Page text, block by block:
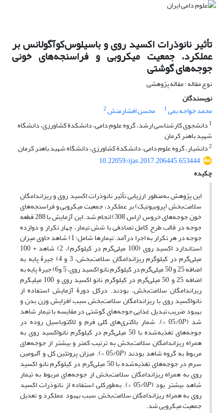
تأثیر نانوذرات اکسید روی و باسیلوس‌کوآگولانس بر
عملکرد، جمعیت میکروبی و فراسنجه‌های خونی
جوجه‌های گوشتی
نوع مقاله : مقاله پژوهشی
نویسندگان
محمد خواجه بمی1 محسن افشارمنش2
1 دانشجوی کارشناسی ارشد، گروه علوم دامی، دانشکدة کشاورزی، دانشگاه
شهید باهنر کرمان
2دانشیار، گروه علوم دامی، دانشکدة کشاورزی، دانشگاه شهید باهنر کرمان
10.22059/ijas.2017.206445.653444
چکیده
این پژوهش به‌منظور ارزیابی تأثیر نانو‌ذرات اکسید روی و ریزاندامگان
سلامت‌بخش (پروبیوتیک) بر عملکرد، جمعیت میکروبی و فراسنجه‌های
خون جوجه‌های خروس (راس 308) انجام شد. این آزمایش با 288 قطعه
جوجه در قالب طرح کامل تصادفی با شش تیمار، چهار تکرار و دوازده
جوجه در هر تکرار به اجرا درآمد. تیمارها شامل: 1) شاهد حاوی میزان
استاندارد اکسید روی (100 میلی‌گرم در کیلوگرم)، 2) شاهد + 100
میلی‌گرم در کیلوگرم ریزاندامگان سلامت‌بخش، 3 و 4) جیرۀ پایه به
اضافه 25 و 50 میلی‌گرم در کیلوگرم نانو اکسید روی، 5 و6) جیرۀ پایه به
اضافه 25 و 50 میلی‌گرم در کیلوگرم نانو ‌اکسید روی و 100 میلی­گرم
ریزاندامگان سلامت‌بخش، بودند. درکل دورۀ آزمایش استفاده از
نانو‌اکسید روی با ریزاندامگان سلامت‌بخش سبب افزایش وزن بدن و
بهبود ضریب تبدیل غذایی جوجه‌های گوشتی در مقایسه با تیمار شاهد
شد (05/0P <). شمار باکتری‌های کلی فرم و لاکتوباسیل روده در
جوجه‌های تغذیه‌شده با 50 میلی‌گرم در کیلوگرم نانو‌اکسید روی به
همراه ریزاندامگان سلامت‌بخش به ترتیب کمتر و بیشتر از جوجه‌های
مربوط به گروه شاهد بودند (05/0P <). میزان پروتئین کل و آلبومین
سرم در جوجه‌های تغذیه‌شده با 50 میلی‌گرم در کیلوگرم نانو ‌اکسید
روی به همراه ریزاندامگان سلامت‌بخش از جوجه‌های مربوط به تیمار
شاهد بیشتر بود (05/0P <). به‌طورکلی استفاده از نانو‌ذرات اکسید
روی به همراه ریزاندامگان سلامت‌بخش سبب بهبود عملکرد و تعدیل
جمعیت میکروبی ‌شد.